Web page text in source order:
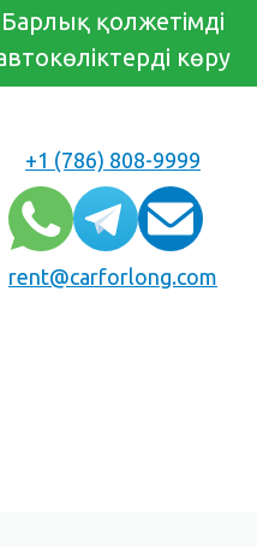
Барлық қолжетімді
көру
+1 (786) 808-9999
rent@carforlong.com